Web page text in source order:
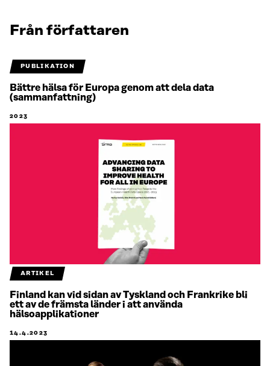
Från författaren
PUBLIKATION
Bättre hälsa för Europa genom att dela data
(sammanfattning)
2023
ARTIKEL
Finland kan vid sidan av Tyskland och Frankrike bli
ett av de främsta länder i att använda
hälsoapplikationer
14.4.2023